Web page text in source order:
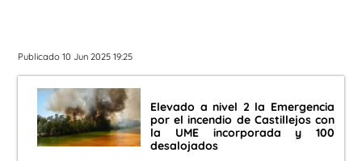
Publicado 10 Jun 2025 19:25
Elevado a nivel 2 la Emergencia
por el incendio de Castillejos con
la UME incorporada y 100
desalojados